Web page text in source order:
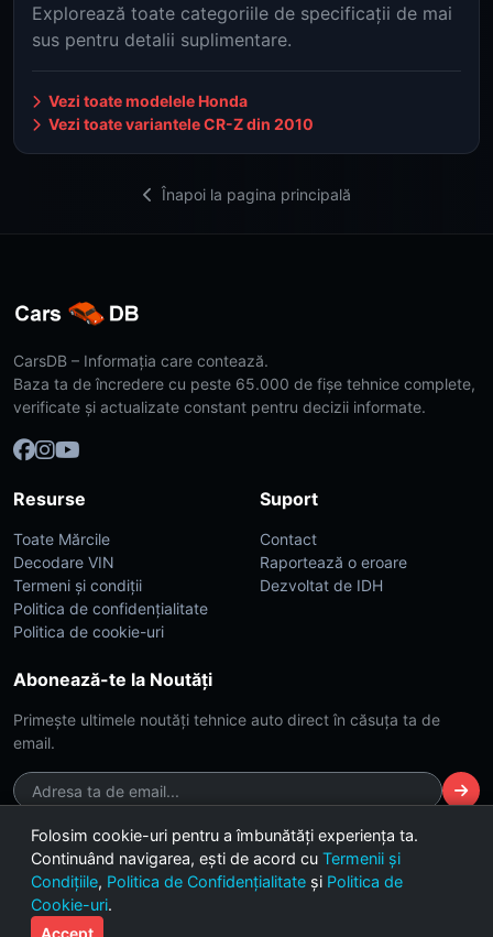
Explorează toate categoriile de specificații de mai
sus pentru detalii suplimentare.
Vezi toate modelele Honda
Vezi toate variantele CR-Z din 2010
Înapoi la pagina principală
CarsDB – Informația care contează.
Baza ta de încredere cu peste 65.000 de fișe tehnice complete,
verificate și actualizate constant pentru decizii informate.
Resurse
Toate Mărcile
Decodare VIN
Termeni și condiții
Politica de confidențialitate
Politica de cookie-uri
Suport
Contact
Raportează o eroare
Dezvoltat de IDH
Abonează-te la Noutăți
Primește ultimele noutăți tehnice auto direct în căsuța ta de
email.
© 2026 CarsDB. Toate drepturile rezervate. Made with ❤️ for car
enthusiasts.
Versiunea 2.4 (Build Dark-Lime)
Folosim cookie-uri pentru a îmbunătăți experiența ta.
Continuând navigarea, ești de acord cu Termenii și
Condițiile, Politica de Confidențialitate și Politica de
Cookie-uri.
Accept